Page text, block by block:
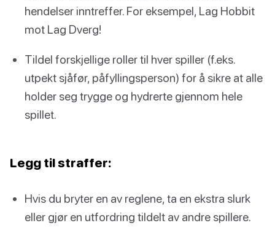
hendelser inntreffer. For eksempel, Lag Hobbit
mot Lag Dverg!
Tildel forskjellige roller til hver spiller (f.eks.
utpekt sjåfør, påfyllingsperson) for å sikre at alle
holder seg trygge og hydrerte gjennom hele
spillet.
Legg til straffer:
Hvis du bryter en av reglene, ta en ekstra slurk
eller gjør en utfordring tildelt av andre spillere.